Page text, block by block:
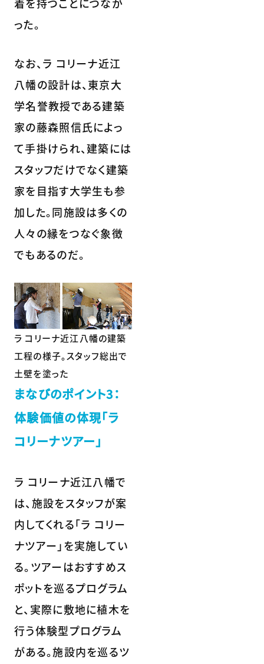
着を持つことにつなが
った。
なお、ラ コリーナ近江
八幡の設計は、東京大
学名誉教授である建築
家の藤森照信氏によっ
て手掛けられ、建築には
スタッフだけでなく建築
家を目指す大学生も参
加した。同施設は多くの
人々の縁をつなぐ象徴
でもあるのだ。
ラ コリーナ近江八幡の建築
工程の様子。スタッフ総出で
土壁を塗った
まなびのポイント3：
体験価値の体現「ラ
コリーナツアー」
ラ コリーナ近江八幡で
は、施設をスタッフが案
内してくれる「ラ コリー
ナツアー」を実施してい
る。ツアーはおすすめス
ポットを巡るプログラム
と、実際に敷地に植木を
行う体験型プログラム
がある。施設内を巡るツ